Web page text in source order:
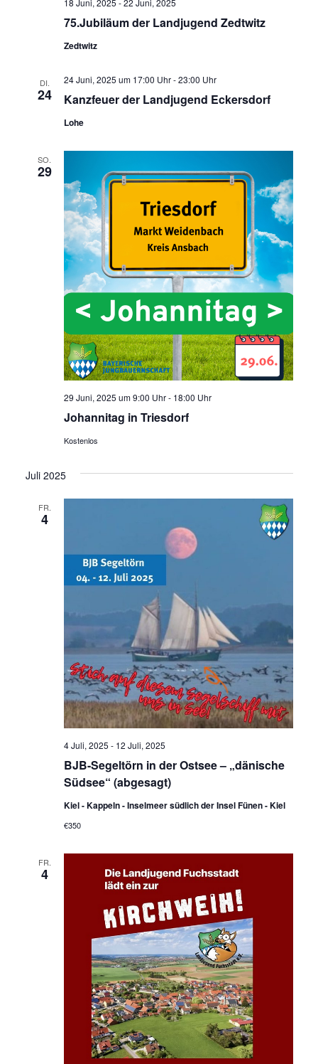
75.Jubiläum der Landjugend Zedtwitz
Zedtwitz
DI.
24 Kanzfeuer der Landjugend Eckersdorf
24 Juni, 2025 um 17:00 Uhr-23:00 Uhr
Lohe
SO.
29
Johannitag in Triesdorf
29 Juni, 2025 um 9:00 Uhr- 18:00 Uhr
Kostenlos
Juli 2025
FR.
4
BJB-Segeltörn in der Ostsee – „dänische
Südsee“ (abgesagt)
4 Juli, 2025 - 12 Juli, 2025
Kiel - Kappeln - Inselmeer südlich der Insel Fünen - Kiel
€350
FR.
4